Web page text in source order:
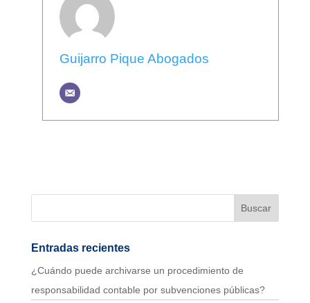
Guijarro Pique Abogados
Entradas recientes
¿Cuándo puede archivarse un procedimiento de
responsabilidad contable por subvenciones públicas?